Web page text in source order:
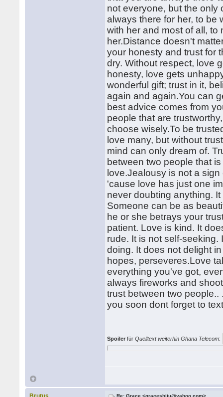
not everyone, but the only
always there for her, to be
with her and most of all,
her.Distance doesn't
your honesty and trust for
dry. Without respect, love
honesty, love gets
wonderful gift; trust in it,
again and again.You can
best advice comes from
people that are
choose wisely.To be
love many, but without
mind can only dream of.
between two people that
love.Jealousy is not a
'cause love has just one
never doubting anything.
Someone can be as
he or she betrays your
patient. Love is kind. It
rude. It is not self-
doing. It does not delight
hopes, perseveres.Love
everything you've got,
always fireworks and
trust between two
you soon dont forget to
Spoiler fürQuelltext weiterhin Ghana Telecom:
Re: Grace <graceshitu@yahoo.com>